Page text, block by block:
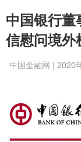
中国银行
信慰问境外
中国金融网 | 2020